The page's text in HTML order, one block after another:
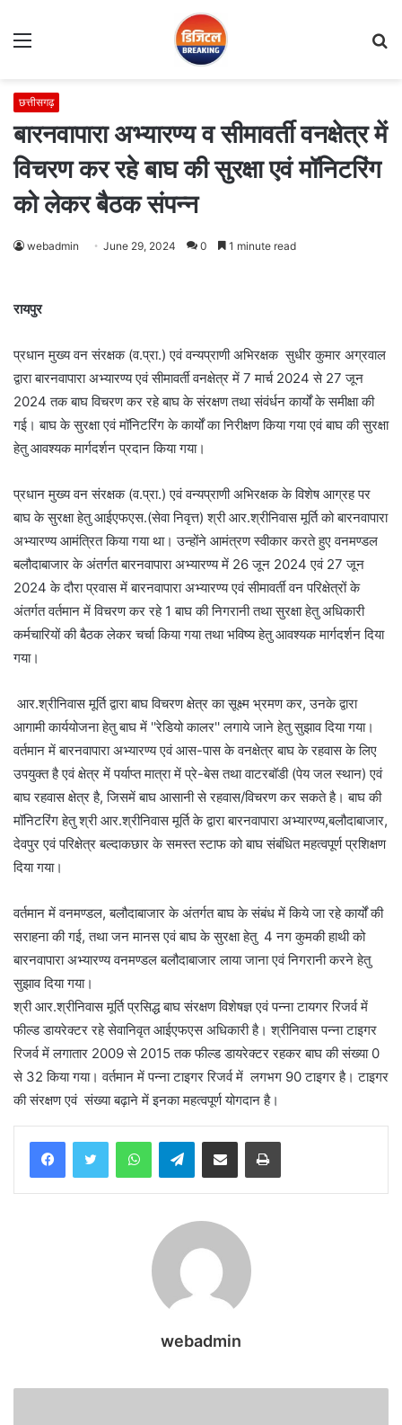
Menu
छत्तीसगढ़
बारनवापारा अभ्यारण्य व सीमावर्ती वनक्षेत्र में
विचरण कर रहे बाघ की सुरक्षा एवं मॉनिटरिंग
को लेकर बैठक संपन्न
webadmin June 29, 2024 0 1 minute read
रायपुर
प्रधान मुख्य वन संरक्षक (व.प्रा.) एवं वन्यप्राणी अभिरक्षक सुधीर कुमार अग्रवाल
द्वारा बारनवापारा अभ्यारण्य एवं सीमावर्ती वनक्षेत्र में 7 मार्च 2024 से 27 जून
2024 तक बाघ विचरण कर रहे बाघ के संरक्षण तथा संवंर्धन कार्यों के समीक्षा की
गई। बाघ के सुरक्षा एवं मॉनिटरिंग के कार्यों का निरीक्षण किया गया एवं बाघ की सुरक्षा
हेतु आवश्यक मार्गदर्शन प्रदान किया गया।
प्रधान मुख्य वन संरक्षक (व.प्रा.) एवं वन्यप्राणी अभिरक्षक के विशेष आग्रह पर
बाघ के सुरक्षा हेतु आईएफएस.(सेवा निवृत्त) श्री आर.श्रीनिवास मूर्ति को बारनवापारा
अभ्यारण्य आमंत्रित किया गया था। उन्होंने आमंत्रण स्वीकार करते हुए वनमण्डल
बलौदाबाजार के अंतर्गत बारनवापारा अभ्यारण्य में 26 जून 2024 एवं 27 जून
2024 के दौरा प्रवास में बारनवापारा अभ्यारण्य एवं सीमावर्ती वन परिक्षेत्रों के
अंतर्गत वर्तमान में विचरण कर रहे 1 बाघ की निगरानी तथा सुरक्षा हेतु अधिकारी
कर्मचारियों की बैठक लेकर चर्चा किया गया तथा भविष्य हेतु आवश्यक मार्गदर्शन दिया
गया।
आर.श्रीनिवास मूर्ति द्वारा बाघ विचरण क्षेत्र का सूक्ष्म भ्रमण कर, उनके द्वारा
आगामी कार्ययोजना हेतु बाघ में ''रेडियो कालर'' लगाये जाने हेतु सुझाव दिया गया।
वर्तमान में बारनवापारा अभ्यारण्य एवं आस-पास के वनक्षेत्र बाघ के रहवास के लिए
उपयुक्त है एवं क्षेत्र में पर्याप्त मात्रा में प्रे-बेस तथा वाटरबॉडी (पेय जल स्थान) एवं
बाघ रहवास क्षेत्र है, जिसमें बाघ आसानी से रहवास/विचरण कर सकते है। बाघ की
मॉनिटरिंग हेतु श्री आर.श्रीनिवास मूर्ति के द्वारा बारनवापारा अभ्यारण्य,बलौदाबाजार,
देवपुर एवं परिक्षेत्र बल्दाकछार के समस्त स्टाफ को बाघ संबंधित महत्वपूर्ण प्रशिक्षण
दिया गया।
वर्तमान में वनमण्डल, बलौदाबाजार के अंतर्गत बाघ के संबंध में किये जा रहे कार्यों की
सराहना की गई, तथा जन मानस एवं बाघ के सुरक्षा हेतु 4 नग कुमकी हाथी को
बारनवापारा अभ्यारण्य वनमण्डल बलौदाबाजार लाया जाना एवं निगरानी करने हेतु
सुझाव दिया गया।
श्री आर.श्रीनिवास मूर्ति प्रसिद्ध बाघ संरक्षण विशेषज्ञ एवं पन्ना टायगर रिजर्व में
फील्ड डायरेक्टर रहे सेवानिवृत आईएफएस अधिकारी है। श्रीनिवास पन्ना टाइगर
रिजर्व में लगातार 2009 से 2015 तक फील्ड डायरेक्टर रहकर बाघ की संख्या 0
से 32 किया गया। वर्तमान में पन्ना टाइगर रिजर्व में लगभग 90 टाइगर है। टाइगर
की संरक्षण एवं संख्या बढ़ाने में इनका महत्वपूर्ण योगदान है।
WhatsAppTelegramShare via Email Print
webadmin